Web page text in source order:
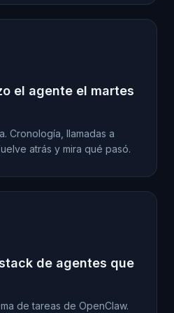
el agente el martes
Cronología, llamadas a
atrás y mira qué pasó.
de agentes que
de tareas de OpenClaw.